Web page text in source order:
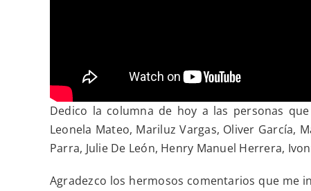
Dedico la columna de hoy a las personas
Leonela Mateo, Mariluz Vargas, Oliver García,
Parra, Julie De León, Henry Manuel Herrera,
Agradezco los hermosos comentarios que me